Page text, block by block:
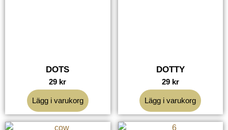
DOTS
29 kr
Lägg i varukorg
DOTTY
29 kr
Lägg i varukorg